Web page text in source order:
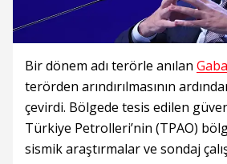
Bir dönem adı terörle anılan
terörden arındırılmasının
çevirdi. Bölgede tesis edilen
Türkiye Petrolleri’nin (TPAO)
sismik araştırmalar ve sondaj